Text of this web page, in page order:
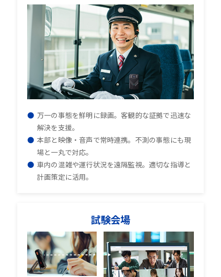
万一の事態を鮮明に録画。客観的な証拠で迅速な
解決を支援。
本部と映像・音声で常時連携。不測の事態にも現
場と一丸で対応。
車内の混雑や運行状況を遠隔監視。適切な指導と
計画策定に活用。
試験会場